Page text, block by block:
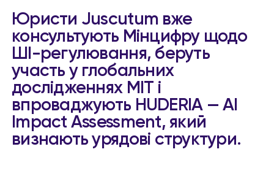
Юристи Juscutum вже
консультують Мінцифру щодо
ШІ-регулювання, беруть
участь у глобальних
дослідженнях MIT і
впроваджують HUDERIA — AI
Impact Assessment, який
визнають урядові структури.